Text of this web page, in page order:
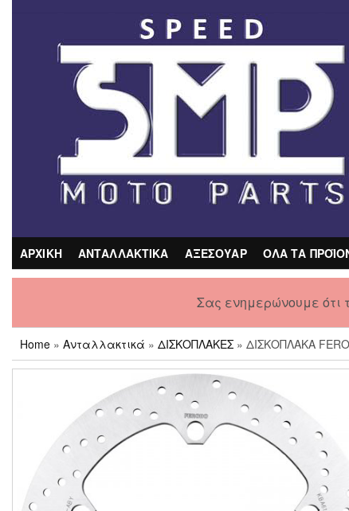
ΑΡΧΙΚΗ ΑΝΤΑΛΛΑΚΤΙΚΑ ΑΞΕΣΟΥΑΡ ΟΛΑ ΤΑ
Σας ενημερώνουμε ότι
Home » Ανταλλακτικά » ΔΙΣΚΟΠΛΑΚΕΣ » ΔΙΣΚΟΠΛΑΚΑ